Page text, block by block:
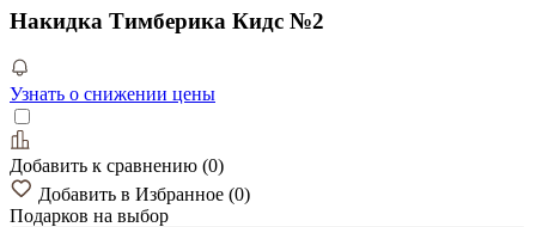
Накидка Тимберика Кидс №2
Узнать о снижении цены
Добавить к сравнению (0)
Добавить в Избранное (0)
Подарков на выбор